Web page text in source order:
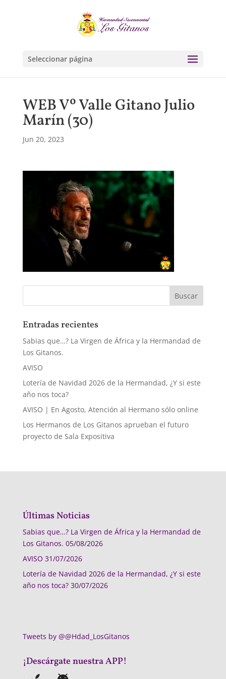
Seleccionar página
WEB Vº Valle Gitano Julio
Marín (30)
Jun 20, 2023
Entradas recientes
Sabias que…? La Virgen de África y la Hermandad de
Los Gitanos.
AVISO
Lotería de Navidad 2026 de la Hermandad, ¿Y si este
año nos toca?
AVISO | En Agosto, Atención al Hermano sólo online
Los Hermanos de Los Gitanos aprueban el futuro
proyecto de Sala Expositiva
Últimas Noticias
Sabias que…? La Virgen de África y la Hermandad de
Los Gitanos. 05/08/2026
AVISO 31/07/2026
Lotería de Navidad 2026 de la Hermandad, ¿Y si este
año nos toca? 30/07/2026
Tweets by @@Hdad_LosGitanos
¡Descárgate nuestra APP!